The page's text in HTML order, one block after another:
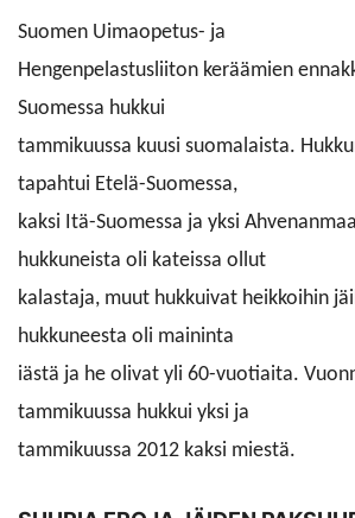
Suomen Uimaopetus- ja
Hengenpelastusliiton keräämien
Suomessa hukkui
tammikuussa kuusi suomalaista.
tapahtui Etelä-Suomessa,
kaksi Itä-Suomessa ja yksi
hukkuneista oli kateissa ollut
kalastaja, muut hukkuivat heikkoihin
hukkuneesta oli maininta
iästä ja he olivat yli 60-vuotiaita.
tammikuussa hukkui yksi ja
tammikuussa 2012 kaksi miestä.